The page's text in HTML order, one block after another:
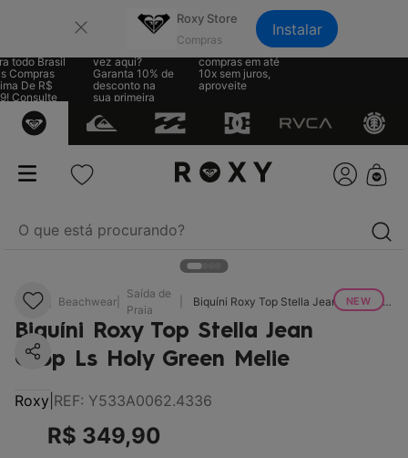
Roxy Store
Instalar
todo Brasil
Compras
De R$
Consulte
vez aqui?
Garanta 10% de
desconto na
sua primeira
Parcele suas
compras em até
10x sem juros,
aproveite
NEW
RX Beachwear
Saída de
Praia
Biquíni Roxy Top Stella Jean Crop Ls Holy Green Melie
Biquíni Roxy Top Stella Jean
Crop Ls Holy Green Melie
Roxy REF: Y533A0062.4336
R$ 349,90
termos mais buscados
1
biquíni
2º
mochila
jaqueta